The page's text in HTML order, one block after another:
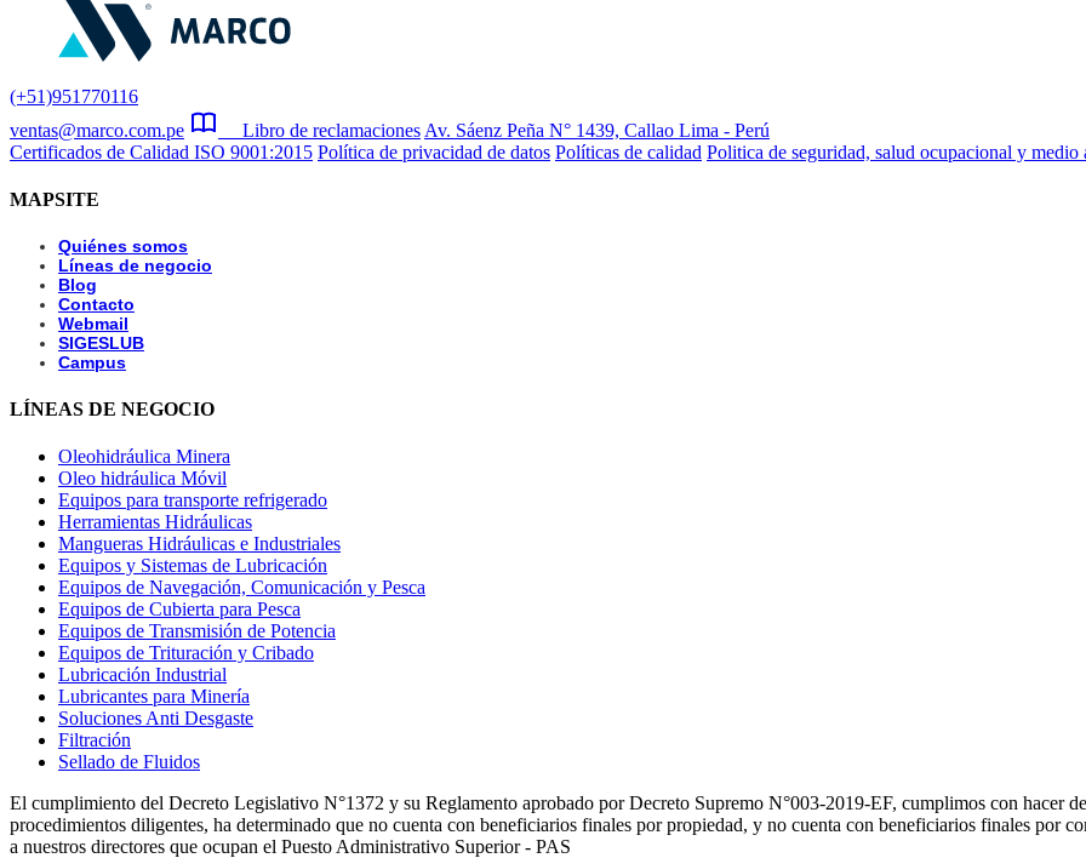
(+51)951770116
ventas@marco.com.pe
Libro de reclamaciones Av. Sáenz Peña N° 1439, Callao Lima - Perú
Certificados de Calidad ISO 9001:2015 Política de privacidad de datos Políticas de calidad Politica de seguridad, salud ocupacional y medio
MAPSITE
Quiénes somos
Líneas de negocio
Blog
Contacto
Webmail
SIGESLUB
Campus
LÍNEAS DE NEGOCIO
Oleohidráulica Minera
Oleo hidráulica Móvil
Equipos para transporte refrigerado
Herramientas Hidráulicas
Mangueras Hidráulicas e Industriales
Equipos y Sistemas de Lubricación
Equipos de Navegación, Comunicación y Pesca
Equipos de Cubierta para Pesca
Equipos de Transmisión de Potencia
Equipos de Trituración y Cribado
Lubricación Industrial
Lubricantes para Minería
Soluciones Anti Desgaste
Filtración
Sellado de Fluidos
El cumplimiento del Decreto Legislativo N°1372 y su Reglamento aprobado por Decreto Supremo N°003-2019-EF, cumplimos con hacer
procedimientos diligentes, ha determinado que no cuenta con beneficiarios finales por propiedad, y no cuenta con beneficiarios finales por
a nuestros directores que ocupan el Puesto Administrativo Superior - PAS